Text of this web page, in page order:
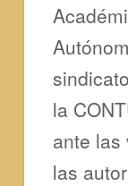
la
ante las
las